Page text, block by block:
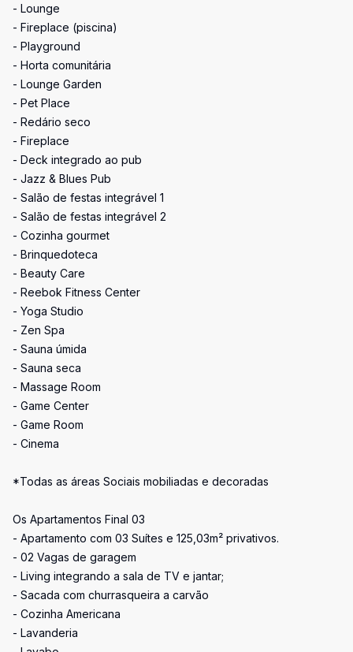
- Lounge
- Fireplace (piscina)
- Playground
- Horta comunitária
- Lounge Garden
- Pet Place
- Redário seco
- Fireplace
- Deck integrado ao pub
- Jazz & Blues Pub
- Salão de festas integrável 1
- Salão de festas integrável 2
- Cozinha gourmet
- Brinquedoteca
- Beauty Care
- Reebok Fitness Center
- Yoga Studio
- Zen Spa
- Sauna úmida
- Sauna seca
- Massage Room
- Game Center
- Game Room
- Cinema
*Todas as áreas Sociais mobiliadas e decoradas
Os Apartamentos Final 03
- Apartamento com 03 Suítes e 125,03m² privativos.
- 02 Vagas de garagem
- Living integrando a sala de TV e jantar;
- Sacada com churrasqueira a carvão
- Cozinha Americana
- Lavanderia